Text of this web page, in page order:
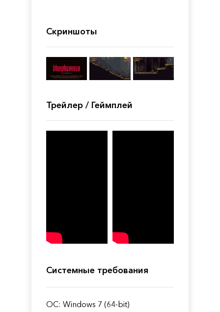
Скриншоты
Трейлер / Геймплей
Системные требования
ОС: Windows 7 (64-bit)